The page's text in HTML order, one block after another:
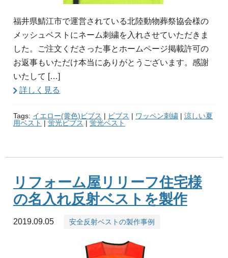
福井県鯖江市で運営されている北陸動物葬祭協会様の
メッシュベストにネーム刺繍を入れさせていただきま
した。ご注文くださった事とホームページ掲載許可の
お返事もいただけ本当にありがとうございます。感謝
いたして […]
詳しく見る
Tags: イエロー(黄色)ビブス | ビブス | ワッペン刺繍 | 涼しい夏
用ベスト | 蛍光ビブス | 蛍光ベスト
リフォーム屋リリーフ住宅様
の名入れ反射ベストを製作
2019.09.05 安全反射ベストの製作事例